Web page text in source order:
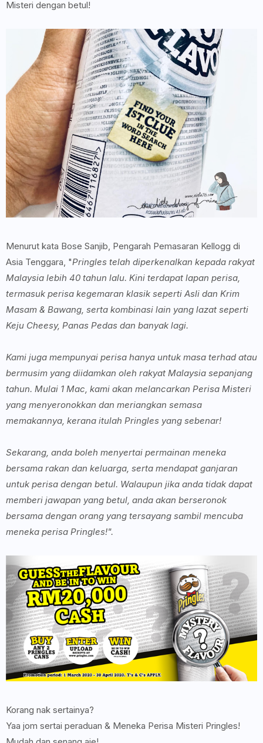
Misteri dengan betul!
Menurut kata Bose Sanjib, Pengarah Pemasaran Kellogg di
Asia Tenggara, "Pringles telah diperkenalkan kepada rakyat
Malaysia lebih 40 tahun lalu. Kini terdapat lapan perisa,
termasuk perisa kegemaran klasik seperti Asli dan Krim
Masam & Bawang, serta kombinasi lain yang lazat seperti
Keju Cheesy, Panas Pedas dan banyak lagi.
Kami juga mempunyai perisa hanya untuk masa terhad atau
bermusim yang diidamkan oleh rakyat Malaysia sepanjang
tahun. Mulai 1 Mac, kami akan melancarkan Perisa Misteri
yang menyeronokkan dan meriangkan semasa
memakannya, kerana itulah Pringles yang sebenar!
Sekarang, anda boleh menyertai permainan meneka
bersama rakan dan keluarga, serta mendapat ganjaran
untuk perisa dengan betul. Walaupun jika anda tidak dapat
memberi jawapan yang betul, anda akan berseronok
bersama dengan orang yang tersayang sambil mencuba
meneka perisa Pringles!".
Korang nak sertainya?
Yaa jom sertai peraduan & Meneka Perisa Misteri Pringles!